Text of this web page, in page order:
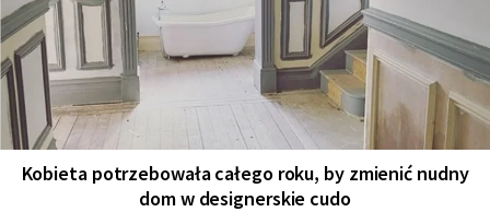
Kobieta potrzebowała całego roku, by zmienić nudny
dom w designerskie cudo